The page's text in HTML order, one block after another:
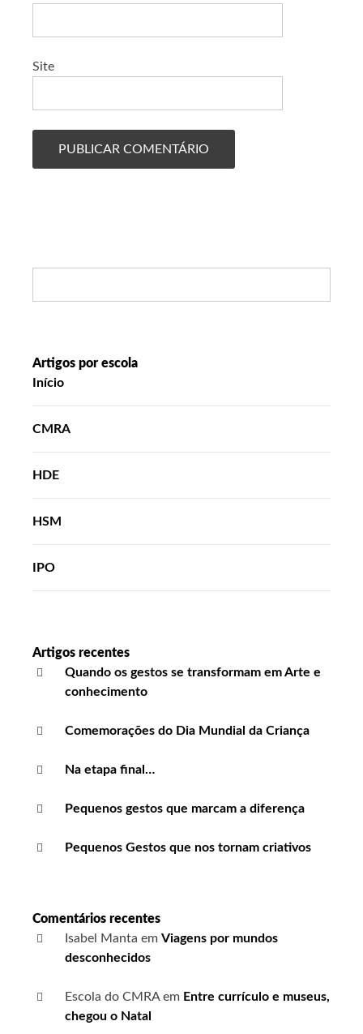
Site
Artigos por escola
Início
CMRA
HDE
HSM
IPO
Artigos recentes
Quando os gestos se transformam em Arte e
conhecimento
Comemorações do Dia Mundial da Criança
Na etapa final…
Pequenos gestos que marcam a diferença
Pequenos Gestos que nos tornam criativos
Comentários recentes
Isabel Manta em Viagens por mundos
desconhecidos
Escola do CMRAem Entre currículo e museus,
chegou o Natal